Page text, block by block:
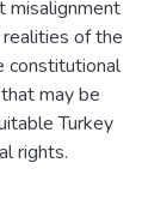
misalignment
of the
constitutional
may be
Turkey
rights.